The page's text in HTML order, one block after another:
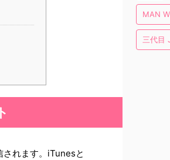
されます。iTunesと
MAN
三代目